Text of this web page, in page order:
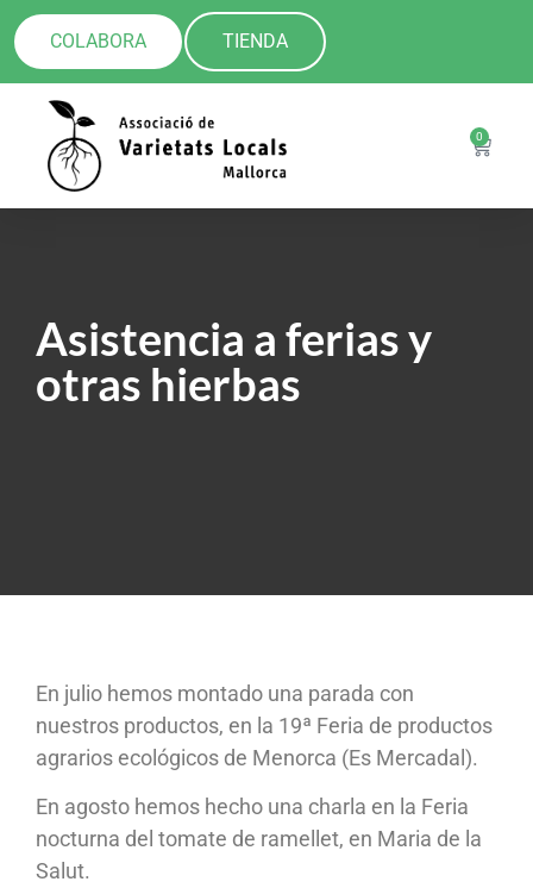
COLABORA TIENDA
0
Asistencia a ferias y
otras hierbas
En julio hemos montado una parada con
nuestros productos, en la 19ª Feria de productos
agrarios ecológicos de Menorca (Es Mercadal).
En agosto hemos hecho una charla en la Feria
nocturna del tomate de ramellet, en Maria de la
Salut.